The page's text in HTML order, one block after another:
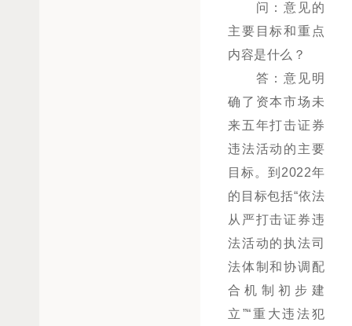
问：意见的
主要目标和重点
内容是什么？
答：意见明
确了资本市场未
来五年打击证券
违法活动的主要
目标。到2022年
的目标包括“依法
从严打击证券违
法活动的执法司
法体制和协调配
合机制初步建
立”“重大违法犯